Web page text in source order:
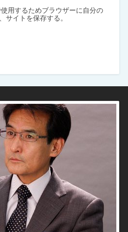
用するためブラウザーに自分の
サイトを保存する。